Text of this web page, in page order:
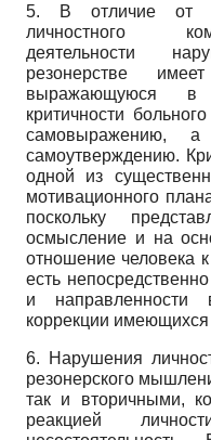
5. В отличие от
личностного
деятельности
резонерстве
выражающуюся в
критичности
самоутверждению.
одной из
мотивационного
поскольку
осмысление и на
отношение человека
есть
и направленности
коррекции имеющихся
6. Нарушения
резонерского
так и вторичными,
реакцией